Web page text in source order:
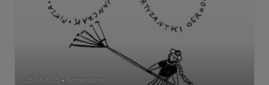
25.04.2025 ● Komentarze: 2